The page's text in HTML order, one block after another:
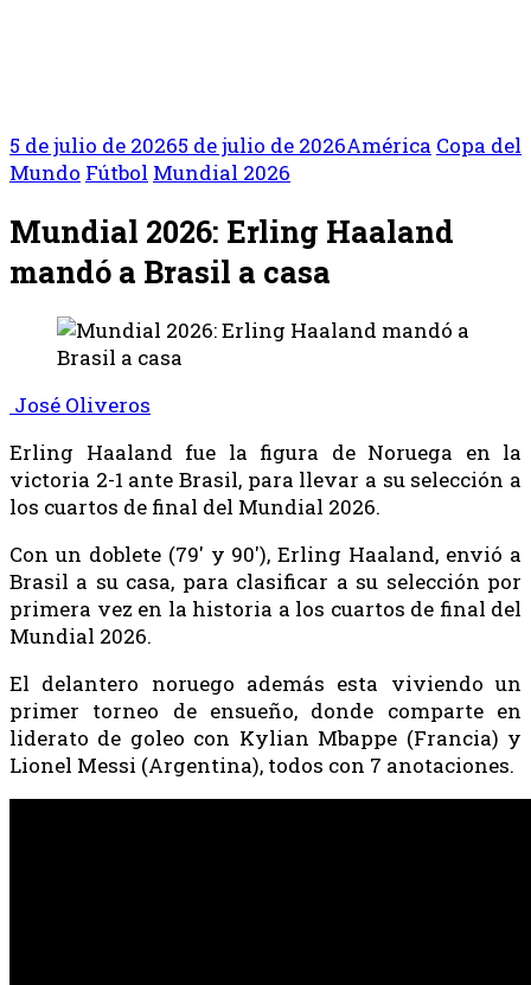
5 de julio de 20265 de julio de 2026América Copa del
Mundo Fútbol Mundial 2026
Mundial 2026: Erling Haaland
mandó a Brasil a casa
José Oliveros
Erling Haaland fue la figura de Noruega en la
victoria 2-1 ante Brasil, para llevar a su selección a
los cuartos de final del Mundial 2026.
Con un doblete (79′ y 90′), Erling Haaland, envió a
Brasil a su casa, para clasificar a su selección por
primera vez en la historia a los cuartos de final del
Mundial 2026.
El delantero noruego además esta viviendo un
primer torneo de ensueño, donde comparte en
liderato de goleo con Kylian Mbappe (Francia) y
Lionel Messi (Argentina), todos con 7 anotaciones.